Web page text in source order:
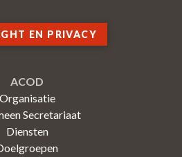
EN PRIVACY
ACOD
Organisatie
Secretariaat
Diensten